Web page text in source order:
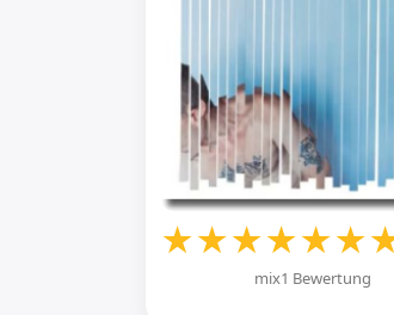
★★★★★★
mix1 Bewertung